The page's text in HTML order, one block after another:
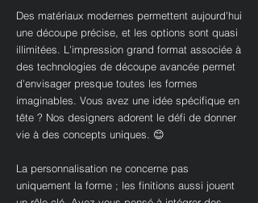
Des matériaux modernes permettent aujourd'hui
une découpe précise, et les options sont quasi
illimitées. L'impression grand format associée à
des technologies de découpe avancée permet
d'envisager presque toutes les formes
imaginables. Vous avez une idée spécifique en
tête ? Nos designers adorent le défi de donner
vie à des concepts uniques. 😊
La personnalisation ne concerne pas
uniquement la forme ; les finitions aussi jouent